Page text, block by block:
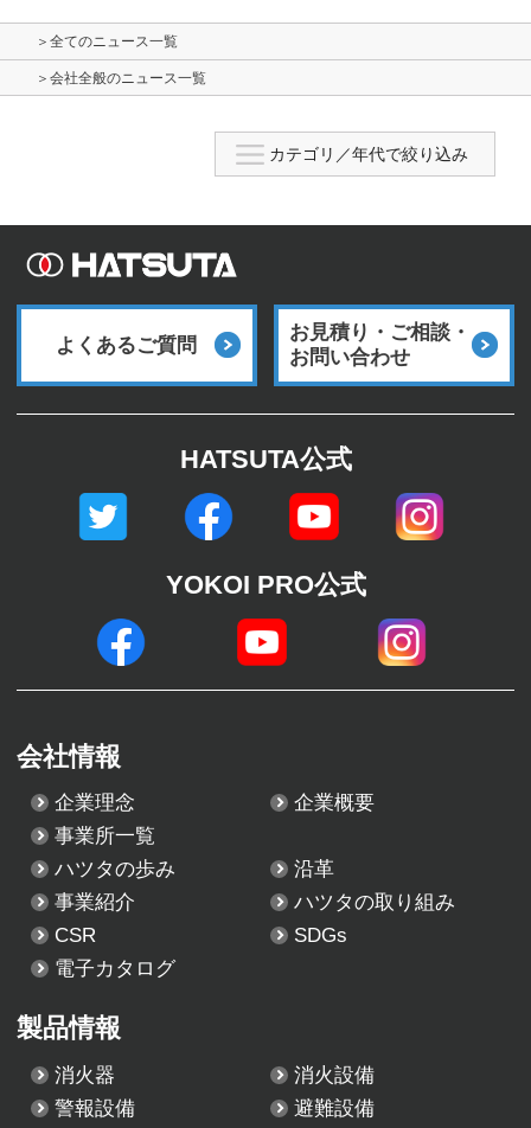
＞全てのニュース一覧
＞会社全般のニュース一覧
よくあるご質問
お見積り・ご相談・
お問い合わせ
HATSUTA公式
YOKOI PRO公式
会社情報
企業理念
企業概要
事業所一覧
ハツタの歩み
沿革
事業紹介
ハツタの取り組み
CSR
SDGs
電子カタログ
製品情報
消火器
消火設備
警報設備
避難設備